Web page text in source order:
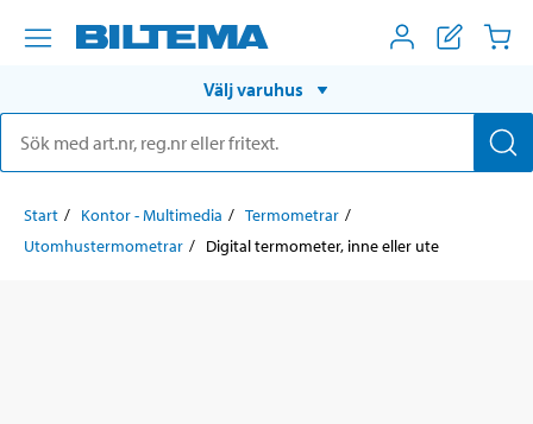
Välj varuhus
Start Kontor - Multimedia
Termometrar
Utomhustermometrar
Digital termometer, inne eller ute